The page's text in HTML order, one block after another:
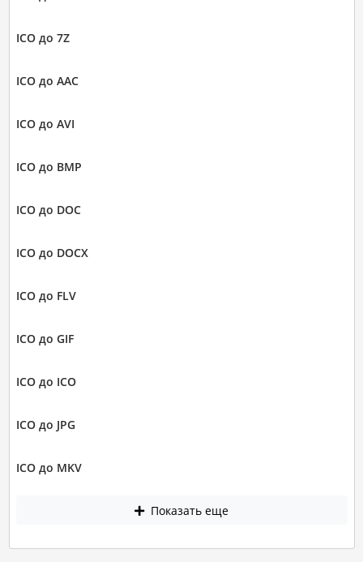
ICO до 7Z
ICO до AAC
ICO до AVI
ICO до BMP
ICO до DOC
ICO до DOCX
ICO до FLV
ICO до GIF
ICO до ICO
ICO до JPG
ICO до MKV
Показать еще